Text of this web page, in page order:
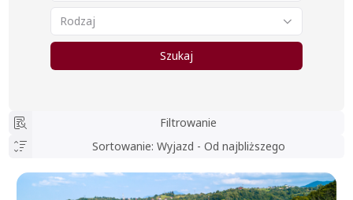
Rodzaj
Szukaj
Filtrowanie
Sortowanie: Wyjazd - Od najbliższego